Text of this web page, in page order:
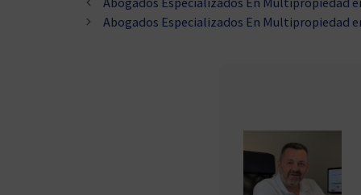
Abogados Especializados En Multipropiedad